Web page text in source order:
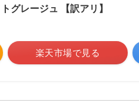
グレージュ 【訳アリ】
楽天市場で見る